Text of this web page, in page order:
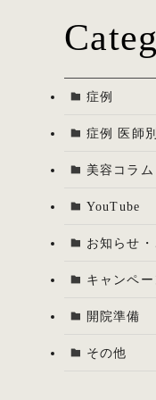
症例
症例 医師別
美容コラム
YouTube
お知らせ・
キャンペー
開院準備
その他